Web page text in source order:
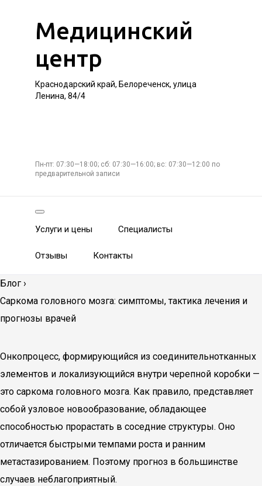
Медицинский
центр
Краснодарский край, Белореченск, улица
Ленина, 84/4
Пн-пт: 07:30—18:00; сб: 07:30—16:00; вс: 07:30—12:00 по
предварительной записи
Услуги и цены Специалисты
Отзывы Контакты
Блог ›
Саркома головного мозга: симптомы, тактика лечения и
прогнозы врачей
Онкопроцесс, формирующийся из соединительнотканных
элементов и локализующийся внутри черепной коробки —
это саркома головного мозга. Как правило, представляет
собой узловое новообразование, обладающее
способностью прорастать в соседние структуры. Оно
отличается быстрыми темпами роста и ранним
метастазированием. Поэтому прогноз в большинстве
случаев неблагоприятный.